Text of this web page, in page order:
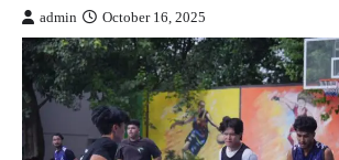
admin October 16, 2025